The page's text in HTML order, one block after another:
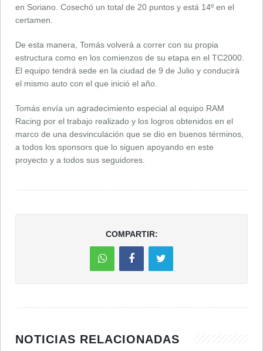
en Soriano. Cosechó un total de 20 puntos y está 14º en el
certamen.
De esta manera, Tomás volverá a correr con su propia
estructura como en los comienzos de su etapa en el TC2000.
El equipo tendrá sede en la ciudad de 9 de Julio y conducirá
el mismo auto con el que inició el año.
Tomás envía un agradecimiento especial al equipo RAM
Racing por el trabajo realizado y los logros obtenidos en el
marco de una desvinculación que se dio en buenos términos,
a todos los sponsors que lo siguen apoyando en este
proyecto y a todos sus seguidores.
COMPARTIR:
NOTICIAS RELACIONADAS